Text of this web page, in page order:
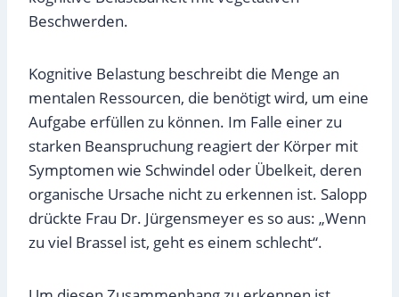
Beschwerden.
Kognitive Belastung beschreibt die Menge an
mentalen Ressourcen, die benötigt wird, um eine
Aufgabe erfüllen zu können. Im Falle einer zu
starken Beanspruchung reagiert der Körper mit
Symptomen wie Schwindel oder Übelkeit, deren
organische Ursache nicht zu erkennen ist. Salopp
drückte Frau Dr. Jürgensmeyer es so aus: „Wenn
zu viel Brassel ist, geht es einem schlecht“.